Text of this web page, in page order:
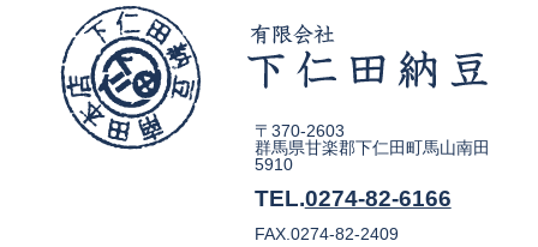
〒370-2603
群馬県甘楽郡下仁田町馬山南田
5910
TEL.0274-82-6166
FAX.0274-82-2409